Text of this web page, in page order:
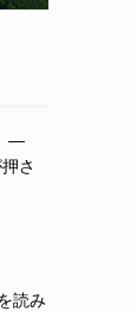
―
さ
読み